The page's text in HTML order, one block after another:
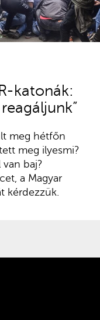
katonák:
meg hétfőn
meg ilyesmi?
baj?
a Magyar
kérdezzük.